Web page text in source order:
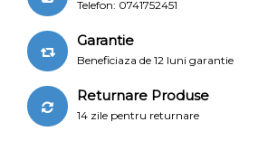
Telefon: 0741752451
Garantie
Beneficiaza de 12 luni garantie
Returnare Produse
14 zile pentru returnare